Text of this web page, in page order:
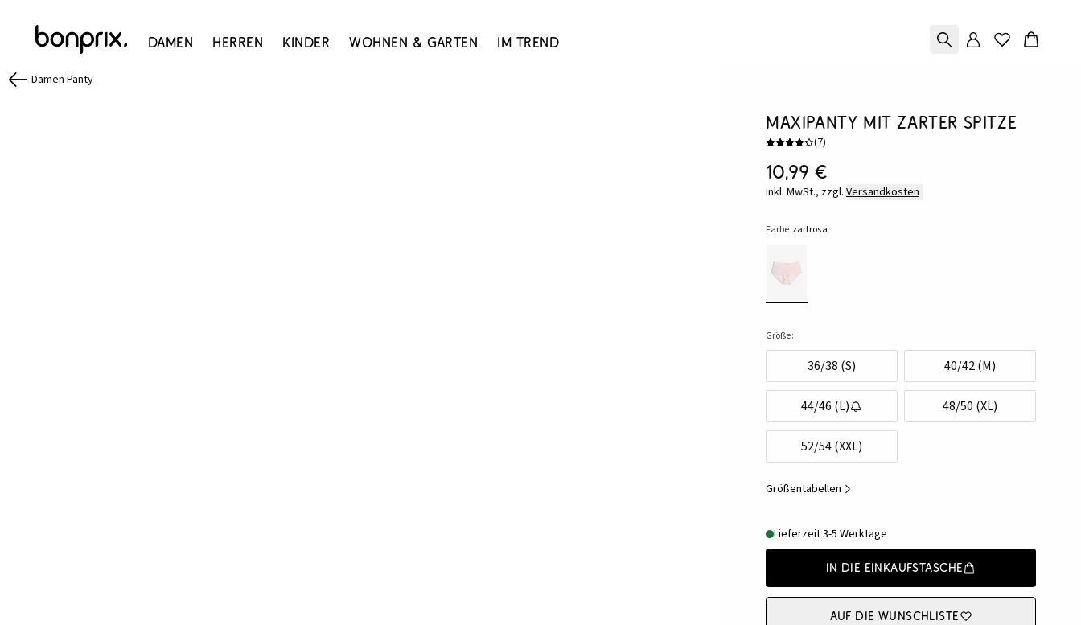
Damen Herren Kinder Wohnen & Garten Im Trend
Damen Panty
Maxipanty mit zarter Spitze
(7)
10,99 €
inkl. MwSt., zzgl. Versandkosten
Farbe:zartrosa
Größe:
36/38 (S) 40/42 (M)
44/46 (L) 48/50 (XL)
52/54 (XXL)
Größentabellen
Lieferzeit 3-5 Werktage
In die Einkaufstasche
Auf die Wunschliste